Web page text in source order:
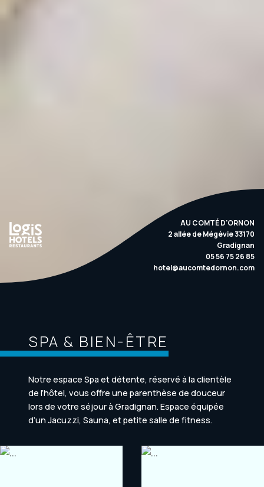
AU COMTÉ D'ORNON
2 allée de Mégévie33170
Gradignan
05 56 75 26 85
hotel@aucomtedornon.com
SPA & BIEN-ÊTRE
Notre espace Spa et détente, réservé à la clientèle
de l’hôtel, vous offre une parenthèse de douceur
lors de votre séjour à Gradignan. Espace équipée
d’un Jacuzzi, Sauna, et petite salle de fitness.